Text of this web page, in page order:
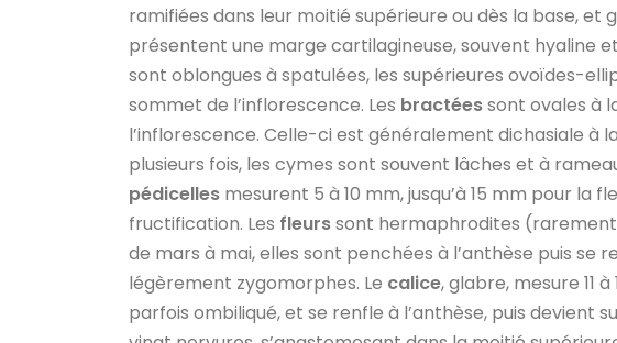
ramifiées dans leur moitié supérieure ou dès la base,
présentent une marge cartilagineuse, souvent hyaline
sont oblongues à spatulées, les supérieures ovoïdes-
sommet de l’inflorescence. Les bractéessont ovales à
l’inflorescence. Celle-ci est généralement dichasiale à
plusieurs fois, les cymes sont souvent lâches et à
pédicelles mesurent 5 à 10 mm, jusqu’à 15 mm pour la
fructification. Les fleurssont hermaphrodites
de mars à mai, elles sont penchées à l’anthèse puis
légèrement zygomorphes. Le calice, glabre, mesure 11
parfois ombiliqué, et se renfle à l’anthèse, puis devient